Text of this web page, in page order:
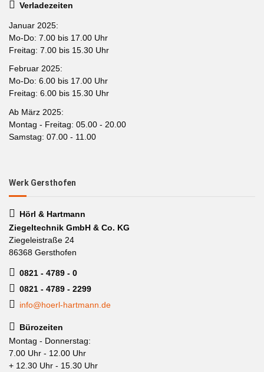
Verladezeiten
Januar 2025:
Mo-Do: 7.00 bis 17.00 Uhr
Freitag: 7.00 bis 15.30 Uhr
Februar 2025:
Mo-Do: 6.00 bis 17.00 Uhr
Freitag: 6.00 bis 15.30 Uhr
Ab März 2025:
Montag - Freitag: 05.00 - 20.00
Samstag: 07.00 - 11.00
Werk Gersthofen
Hörl & Hartmann
Ziegeltechnik GmbH & Co. KG
Ziegeleistraße 24
86368 Gersthofen
0821 - 4789 - 0
0821 - 4789 - 2299
info@hoerl-hartmann.de
Bürozeiten
Montag - Donnerstag:
7.00 Uhr - 12.00 Uhr
+ 12.30 Uhr - 15.30 Uhr